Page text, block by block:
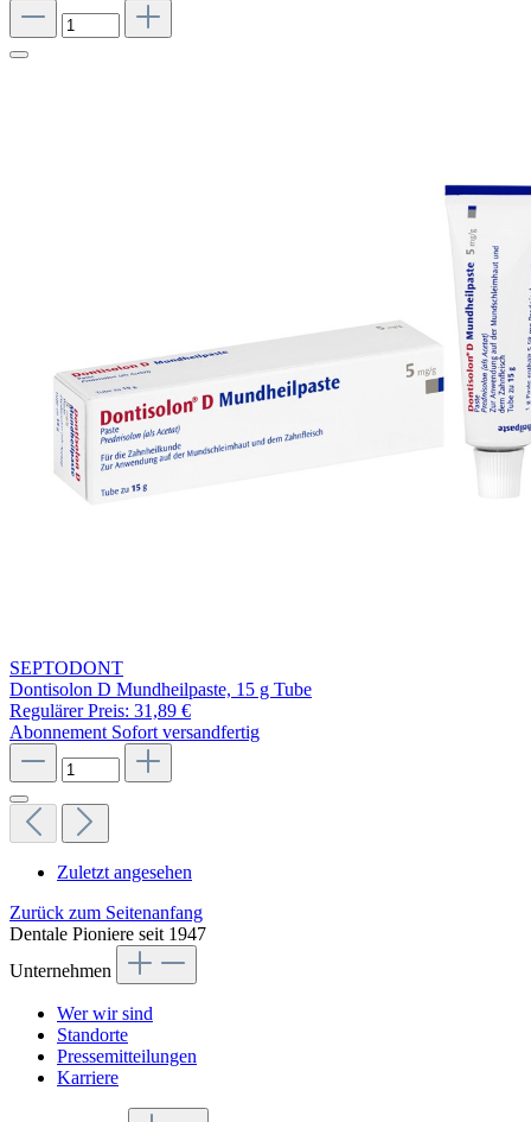
SEPTODONT
Dontisolon D Mundheilpaste, 15 g Tube
Regulärer Preis: 31,89 €
Abonnement Sofort versandfertig
Zuletzt angesehen
Zurück zum Seitenanfang
Dentale Pioniere seit 1947
Unternehmen
Wer wir sind
Standorte
Pressemitteilungen
Karriere